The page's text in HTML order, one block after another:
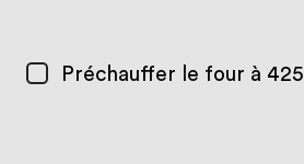
Préchauffer le four à 425